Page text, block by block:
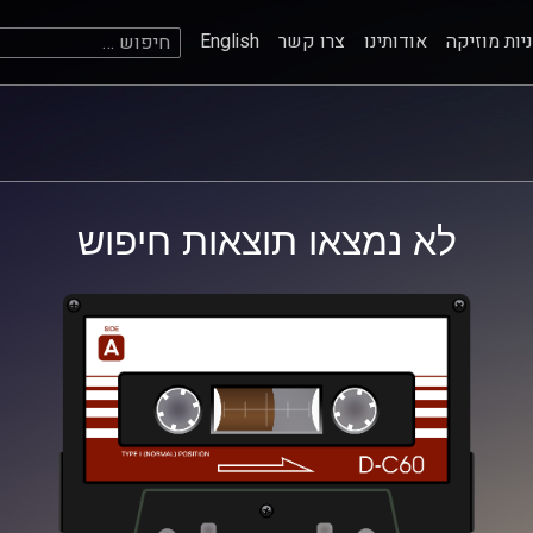
מוזיקה אודותינו צרו קשר English חיפוש:
לא נמצאו תוצאות חיפוש